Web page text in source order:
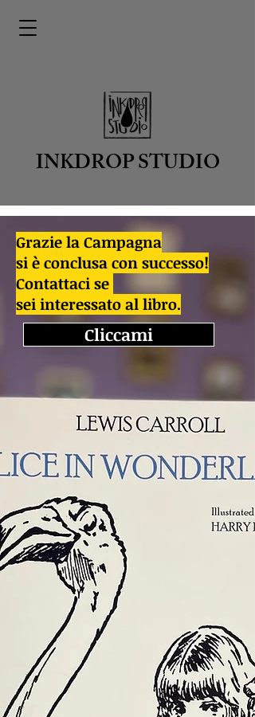
INKDROP STUDIO
Grazie la Campagna
si è conclusa con successo!
Contattaci se
sei interessato al libro.
Cliccami